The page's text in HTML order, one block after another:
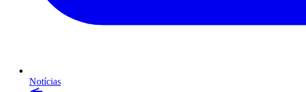
Notícias